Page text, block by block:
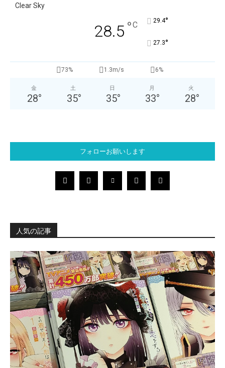
Clear Sky
28.5 °C 29.4°
27.3°
73% 1.3m/s 6%
金
28°
土
35°
日
35°
月
33°
火
28°
フォローお願いします
人気の記事